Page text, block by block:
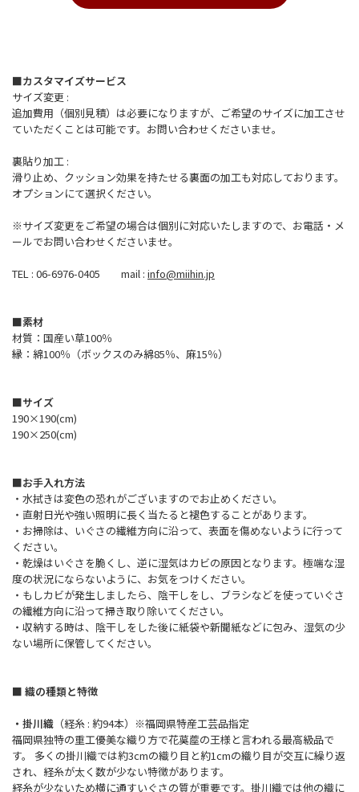
■カスタマイズサービス
サイズ変更 :
追加費用（個別見積）は必要になりますが、ご希望のサイズに加工させ
ていただくことは可能です。お問い合わせくださいませ。
裏貼り加工 :
滑り止め、クッション効果を持たせる裏面の加工も対応しております。
オプションにて選択ください。
※サイズ変更をご希望の場合は個別に対応いたしますので、お電話・メ
ールでお問い合わせくださいませ。
TEL : 06-6976-0405 mail : info@miihin.jp
■素材
材質：国産い草100％
縁：綿100％（ボックスのみ綿85％、麻15％）
■サイズ
190×190(cm)
190×250(cm)
■お手入れ方法
・水拭きは変色の恐れがございますのでお止めください。
・直射日光や強い照明に長く当たると褪色することがあります。
・お掃除は、いぐさの繊維方向に沿って、表面を傷めないように行って
ください。
・乾燥はいぐさを脆くし、逆に湿気はカビの原因となります。極端な湿
度の状況にならないように、お気をつけください。
・もしカビが発生しましたら、陰干しをし、ブラシなどを使っていぐさ
の繊維方向に沿って掃き取り除いてください。
・収納する時は、陰干しをした後に紙袋や新聞紙などに包み、湿気の少
ない場所に保管してください。
■ 織の種類と特徴
・掛川織 （経糸 : 約94本）※福岡県特産工芸品指定
福岡県独特の重工優美な織り方で花茣蓙の王様と言われる最高級品で
す。 多くの掛川織では約3cmの織り目と約1cmの織り目が交互に繰り返
され、経糸が太く数が少ない特徴があります。
経糸が少ないため横に通すいぐさの質が重要です。掛川織では他の織に